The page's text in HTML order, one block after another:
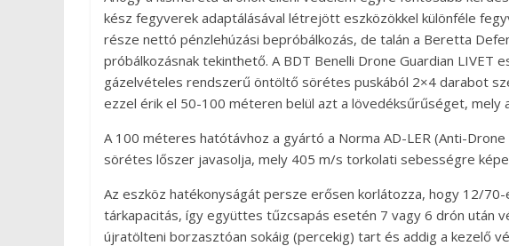
kész fegyverek adaptálásával létrejött eszközökkel különféle
része nettó pénzlehúzási bepróbálkozás, de talán a Beretta
próbálkozásnak tekinthető. A BDT Benelli Drone Guardian
gázelvételes rendszerű öntöltő sörétes puskából 2×4 darabot
ezzel érik el 50-100 méteren belül azt a lövedéksűrűséget, mely
A 100 méteres hatótávhoz a gyártó a Norma AD-LER (Anti-
sörétes lőszer javasolja, mely 405 m/s torkolati sebességre
Az eszköz hatékonyságát persze erősen korlátozza, hogy 12/
tárkapacitás, így együttes tűzcsapás esetén 7 vagy 6 drón után
újratölteni borzasztóan sokáig (percekig) tart és addig a kezelő